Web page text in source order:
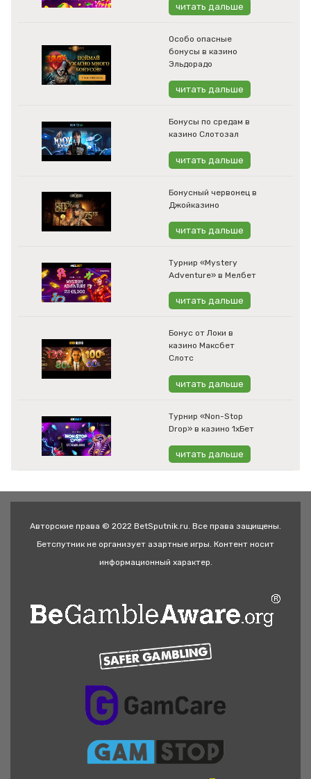
читать дальше
Особо опасные
бонусы в казино
Эльдорадо
читать дальше
Бонусы по средам в
казино Слотозал
читать дальше
Бонусный червонец в
Джойказино
читать дальше
Турнир «Mystery
Adventure» в Мелбет
читать дальше
Бонус от Локи в
казино Максбет
Слотс
читать дальше
Турнир «Non-Stop
Drop» в казино 1хБет
читать дальше
Авторские права © 2022 BetSputnik.ru. Все права защищены.
Бетспутник не организует азартные игры. Контент носит
информационный характер.